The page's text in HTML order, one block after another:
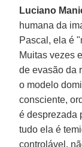
Luciano
humana da
Pascal, ela é
Muitas vezes
de evasão da
o modelo
consciente,
é desprezada
tudo ela é
controlável,